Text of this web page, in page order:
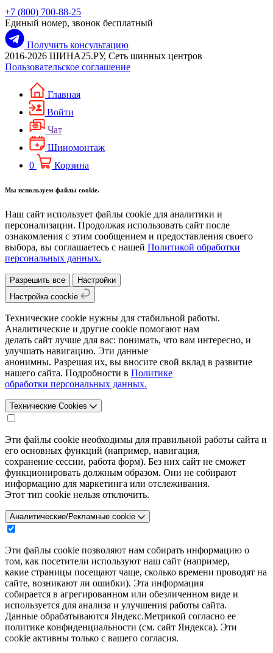
+7 (800) 700-88-25
Единый номер, звонок бесплатный
Получить консультацию
2016-2026 ШИНА25.РУ, Сеть шинных центров
Пользовательское соглашение
Главная
Войти
Чат
Шиномонтаж
0
Корзина
Мы используем файлы cookie.
Наш сайт использует файлы cookie для аналитики и
персонализации. Продолжая использовать сайт после
ознакомления с этим сообщением и предоставления своего
выбора, вы соглашаетесь с нашей Политикой обработки
персональных данных.
Разрешить все
Настройки
Настройка coockie
Технические cookie нужны для стабильной работы.
Аналитические и другие cookie помогают нам
делать сайт лучше для вас: понимать, что вам интересно, и
улучшать навигацию. Эти данные
анонимны. Разрешая их, вы вносите свой вклад в развитие
нашего сайта. Подробности в Политике
обработки персональных данных.
Технические Cookies
Эти файлы cookie необходимы для правильной работы сайта и
его основных функций (например, навигация,
сохранение сессии, работа форм). Без них сайт не сможет
функционировать должным образом. Они не собирают
информацию для маркетинга или отслеживания.
Этот тип cookie нельзя отключить.
Аналитические/Рекламные cookie
Эти файлы cookie позволяют нам собирать информацию о
том, как посетители используют наш сайт (например,
какие страницы посещают чаще, сколько времени проводят на
сайте, возникают ли ошибки). Эта информация
собирается в агрегированном или обезличенном виде и
используется для анализа и улучшения работы сайта.
Данные обрабатываются Яндекс.Метрикой согласно ее
политике конфиденциальности (см. сайт Яндекса). Эти
cookie активны только с вашего согласия.